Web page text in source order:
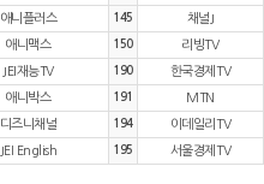
애니플러스 145 채널J
애니맥스 150 리빙TV
JEI재능TV 190 한국경제TV
애니박스 191 MTN
디즈니채널 194 이데일리TV
JEI English 195 서울경제TV